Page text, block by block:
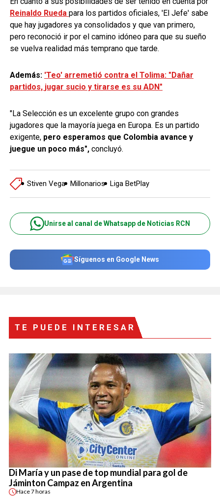
Reinaldo Rueda para los partidos oficiales, 'El Jefe' sabe
que hay jugadores ya consolidados y que van primero,
pero reconoció ir por el camino idóneo para que su sueño
se vuelva realidad más temprano que tarde.
Además: 'Teo' arremetió contra el Tolima: "Dañar
partidos, jugar sucio y tirarse es su ADN"
"La Selección es un excelente grupo con grandes
jugadores que la mayoría juega en Europa. Es un partido
exigente, pero esperamos que Colombia avance y
juegue un poco más", concluyó.
Stiven Vega Millonarios Liga BetPlay
Unirse al canal de Whatsapp de Noticias RCN
Síguenos en Google News
TE PUEDE INTERESAR
Di María y un pase de top mundial para gol de
Jáminton Campaz en Argentina
Hace7 horas